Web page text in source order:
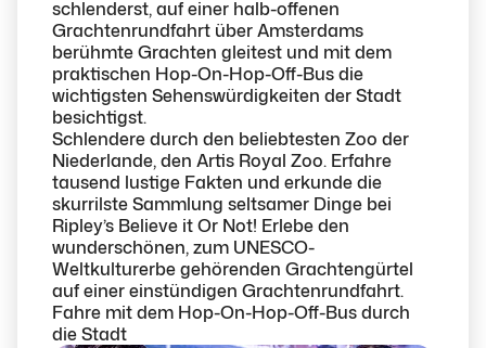
schlenderst, auf einer halb-offenen
Grachtenrundfahrt über Amsterdams
berühmte Grachten gleitest und mit dem
praktischen Hop-On-Hop-Off-Bus die
wichtigsten Sehenswürdigkeiten der Stadt
besichtigst.
Schlendere durch den beliebtesten Zoo der
Niederlande, den Artis Royal Zoo. Erfahre
tausend lustige Fakten und erkunde die
skurrilste Sammlung seltsamer Dinge bei
Ripley’s Believe it Or Not! Erlebe den
wunderschönen, zum UNESCO-
Weltkulturerbe gehörenden Grachtengürtel
auf einer einstündigen Grachtenrundfahrt.
Fahre mit dem Hop-On-Hop-Off-Bus durch
die Stadt